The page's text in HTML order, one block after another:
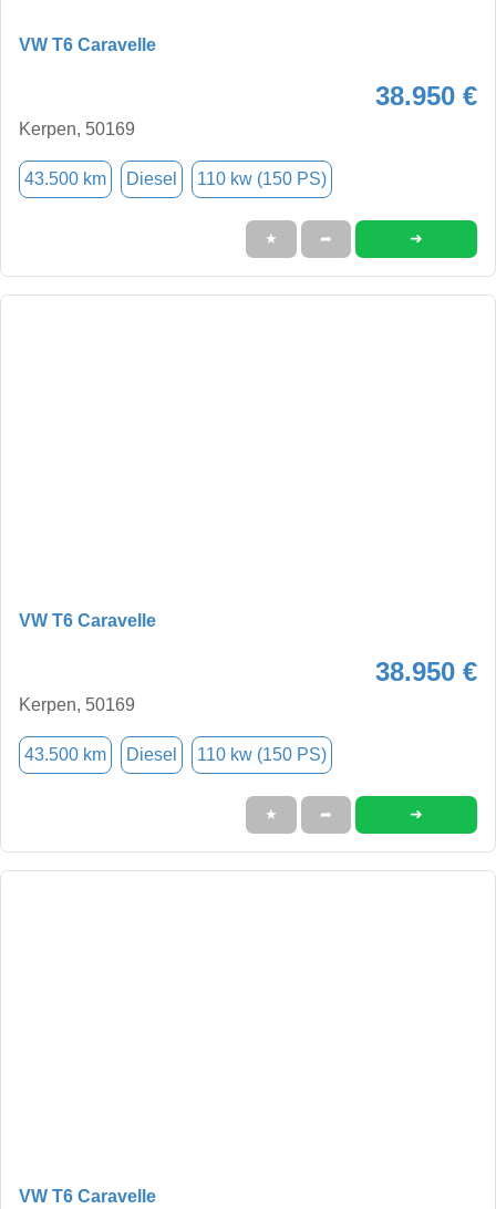
VW T6 Caravelle
38.950 €
Kerpen, 50169
43.500 km Diesel 110 kw (150 PS)
★ ➦ ➜
VW T6 Caravelle
38.950 €
Kerpen, 50169
43.500 km Diesel 110 kw (150 PS)
★ ➦ ➜
VW T6 Caravelle